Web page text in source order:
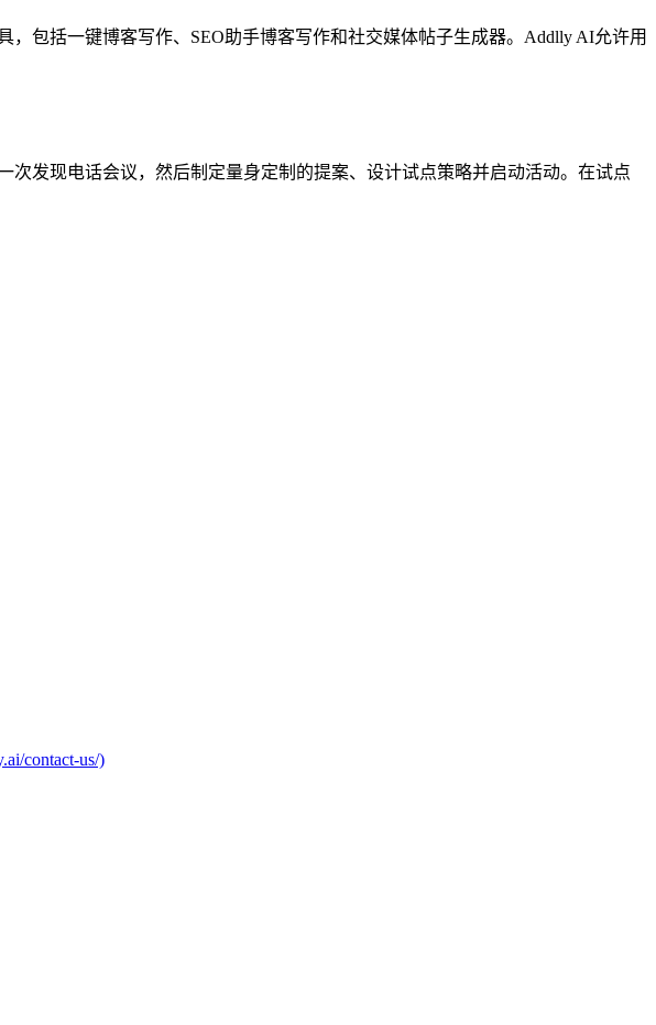
包括一键博客写作、SEO助手博客写作和社交媒体帖子生成器。Addlly AI允许用
发现电话会议，然后制定量身定制的提案、设计试点策略并启动活动。在试点
contact-us/)